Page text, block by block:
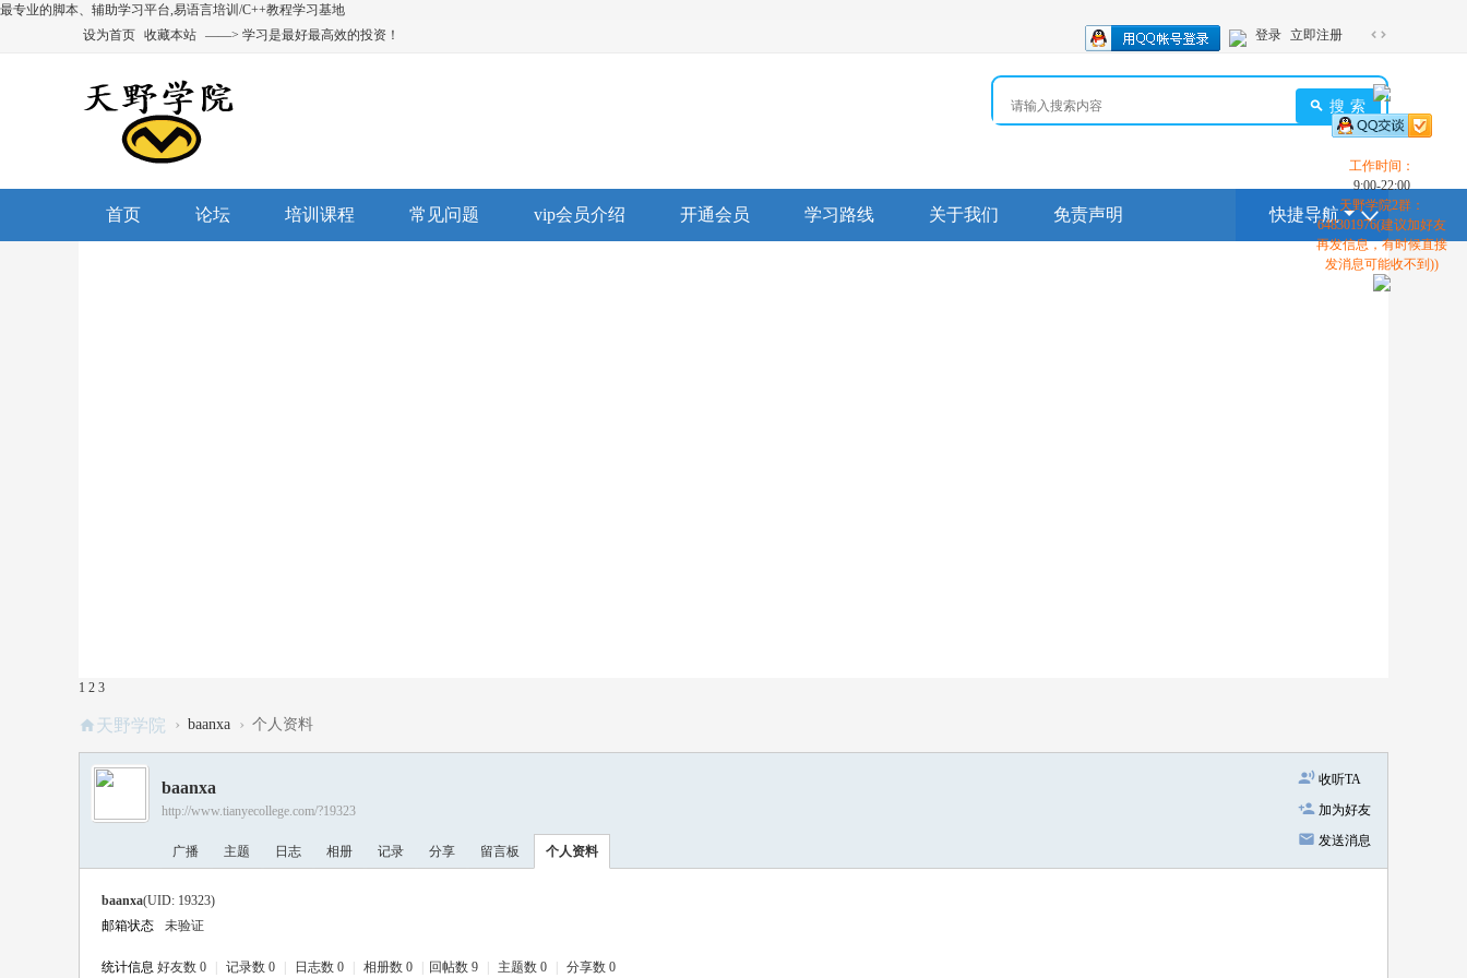
最专业的脚本、辅助学习平台,易语言培训/C++教程学习基地
设为首页 收藏本站 ——> 学习是最好最高效的投资！
换
到
宽
版
登录 立即注册
搜索
首页 论坛 培训课程 常见问题 vip会员介绍 开通会员 学习路线 关于我们 免责声明 快捷导航
1 2 3
天野学院 › baanxa › 个人资料
收听TA
加为好友
发送消息
baanxa
http://www.tianyecollege.com/?19323
广播 主题 日志 相册 记录 分享 留言板 个人资料
baanxa(UID: 19323)
邮箱状态
未验证
统计信息 好友数 0 记录数 0 日志数 0 相册数 0 回帖数 9 主题数 0 分享数 0
工作时间：
9:00-22:00
天野学院2群：
648301976(建议加好友
再发信息，有时候直接
发消息可能收不到))